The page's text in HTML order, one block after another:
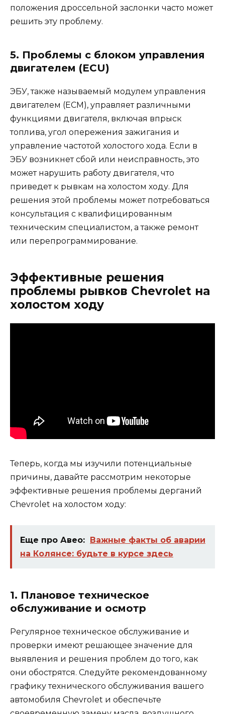
положения дроссельной заслонки часто может
решить эту проблему.
5. Проблемы с блоком управления
двигателем (ECU)
ЭБУ, также называемый модулем управления
двигателем (ECM), управляет различными
функциями двигателя, включая впрыск
топлива, угол опережения зажигания и
управление частотой холостого хода. Если в
ЭБУ возникнет сбой или неисправность, это
может нарушить работу двигателя, что
приведет к рывкам на холостом ходу. Для
решения этой проблемы может потребоваться
консультация с квалифицированным
техническим специалистом, а также ремонт
или перепрограммирование.
Эффективные решения
проблемы рывков Chevrolet на
холостом ходу
Теперь, когда мы изучили потенциальные
причины, давайте рассмотрим некоторые
эффективные решения проблемы дерганий
Chevrolet на холостом ходу:
Еще про Авео: Важные факты об аварии
на Колянсе: будьте в курсе здесь
1. Плановое техническое
обслуживание и осмотр
Регулярное техническое обслуживание и
проверки имеют решающее значение для
выявления и решения проблем до того, как
они обострятся. Следуйте рекомендованному
графику технического обслуживания вашего
автомобиля Chevrolet и обеспечьте